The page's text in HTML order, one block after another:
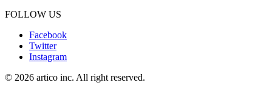
FOLLOW US
Facebook
Twitter
Instagram
© 2026 artico inc. All right reserved.